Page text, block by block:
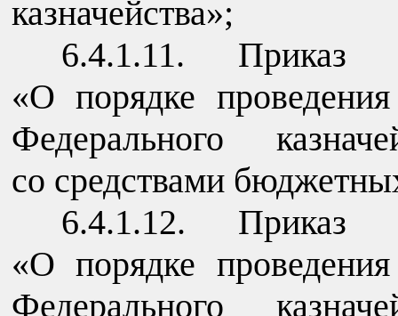
казначейства»;
6.4.1.11. Приказ
«О порядке
Федерального
со средствами
6.4.1.12. Приказ
«О порядке
Федерального